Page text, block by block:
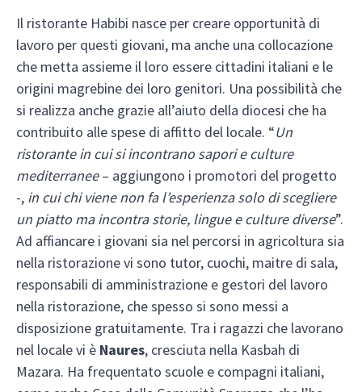
Il ristorante Habibi nasce per creare opportunità di
lavoro per questi giovani, ma anche una collocazione
che metta assieme il loro essere cittadini italiani e le
origini magrebine dei loro genitori. Una possibilità che
si realizza anche grazie all’aiuto della diocesi che ha
contribuito alle spese di affitto del locale. “Un
ristorante in cui si incontrano sapori e culture
mediterranee– aggiungono i promotori del progetto
-, in cui chi viene non fa l’esperienza solo di scegliere
un piatto ma incontra storie, lingue e culture diverse”.
Ad affiancare i giovani sia nel percorsi in agricoltura sia
nella ristorazione vi sono tutor, cuochi, maitre di sala,
responsabili di amministrazione e gestori del lavoro
nella ristorazione, che spesso si sono messi a
disposizione gratuitamente. Tra i ragazzi che lavorano
nel locale vi è Naures, cresciuta nella Kasbah di
Mazara. Ha frequentato scuole e compagni italiani,